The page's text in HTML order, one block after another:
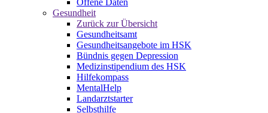
Gesundheit
Zurück zur Übersicht
Gesundheitsamt
Gesundheitsangebote im HSK
Bündnis gegen Depression
Medizinstipendium des HSK
Hilfekompass
MentalHelp
Landarztstarter
Selbsthilfe